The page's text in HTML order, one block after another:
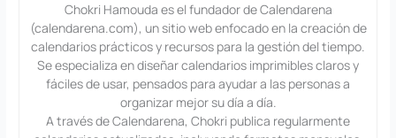
Chokri Hamouda es el fundador de Calendarena
(calendarena.com), un sitio web enfocado en la creación de
calendarios prácticos y recursos para la gestión del tiempo.
Se especializa en diseñar calendarios imprimibles claros y
fáciles de usar, pensados para ayudar a las personas a
organizar mejor su día a día.
A través de Calendarena, Chokri publica regularmente